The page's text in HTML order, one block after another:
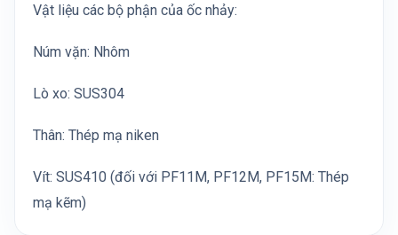
Vật liệu các bộ phận của ốc nhảy:
Núm vặn: Nhôm
Lò xo: SUS304
Thân: Thép mạ niken
Vít: SUS410 (đối với PF11M, PF12M, PF15M: Thép
mạ kẽm)